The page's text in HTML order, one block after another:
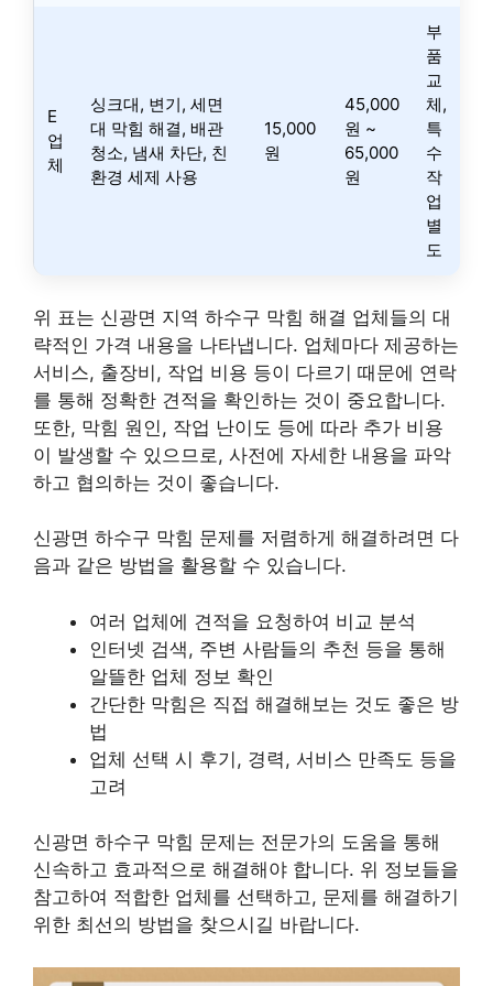
E
업
체
싱크대, 변기, 세면
대 막힘 해결, 배관
청소, 냄새 차단, 친
환경 세제 사용
15,000
원
45,000
원 ~
65,000
원
부
품
교
체,
특
수
작
업
별
도
위 표는 신광면 지역 하수구 막힘 해결 업체들의 대
략적인 가격 내용을 나타냅니다. 업체마다 제공하는
서비스, 출장비, 작업 비용 등이 다르기 때문에 연락
를 통해 정확한 견적을 확인하는 것이 중요합니다.
또한, 막힘 원인, 작업 난이도 등에 따라 추가 비용
이 발생할 수 있으므로, 사전에 자세한 내용을 파악
하고 협의하는 것이 좋습니다.
신광면 하수구 막힘 문제를 저렴하게 해결하려면 다
음과 같은 방법을 활용할 수 있습니다.
여러 업체에 견적을 요청하여 비교 분석
인터넷 검색, 주변 사람들의 추천 등을 통해
알뜰한 업체 정보 확인
간단한 막힘은 직접 해결해보는 것도 좋은 방
법
업체 선택 시 후기, 경력, 서비스 만족도 등을
고려
신광면 하수구 막힘 문제는 전문가의 도움을 통해
신속하고 효과적으로 해결해야 합니다. 위 정보들을
참고하여 적합한 업체를 선택하고, 문제를 해결하기
위한 최선의 방법을 찾으시길 바랍니다.